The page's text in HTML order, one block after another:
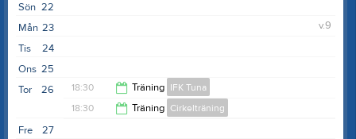
22
Sön
23
Mån
v.9
24
Tis
25
Ons
26
Tor 18:30 Träning IFK Tuna
18:30 Träning Cirkelträning
27
Fre